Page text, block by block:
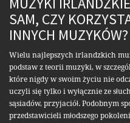
SAM, CZY
INNYCH MUZYKÓW?
Wielu najlepszych irlandzkich
podstaw z teorii muzyki, w
które nigdy w swoim życiu nie
uczyli się tylko i wyłącznie ze
sąsiadów, przyjaciół. Podobnym
przedstawicieli młodszego